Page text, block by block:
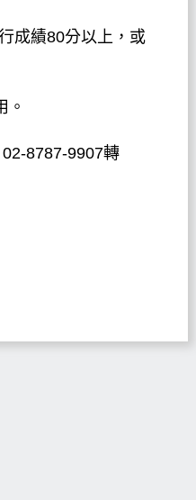
成績80分以上，或
。
8787-9907轉